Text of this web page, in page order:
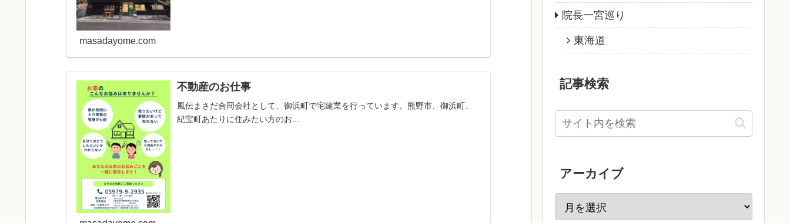
masadayome.com
不動産のお仕事
風伝まさだ合同会社として、御浜町で宅建業を行っています。熊野市、御浜町、
紀宝町あたりに住みたい方のお...
院長一宮巡り
東海道
記事検索
アーカイブ